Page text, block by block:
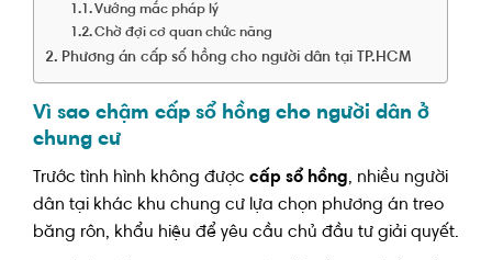
Vướng mắc pháp lý
Chờ đợi cơ quan chức năng
Phương án cấp số hồng cho người dân tại TP.HCM
Vì sao chậm cấp sổ hồng cho người dân ở
chung cư
Trước tình hình không được cấp sổ hồng, nhiều người
dân tại khác khu chung cư lựa chọn phương án treo
băng rôn, khẩu hiệu để yêu cầu chủ đầu tư giải quyết.